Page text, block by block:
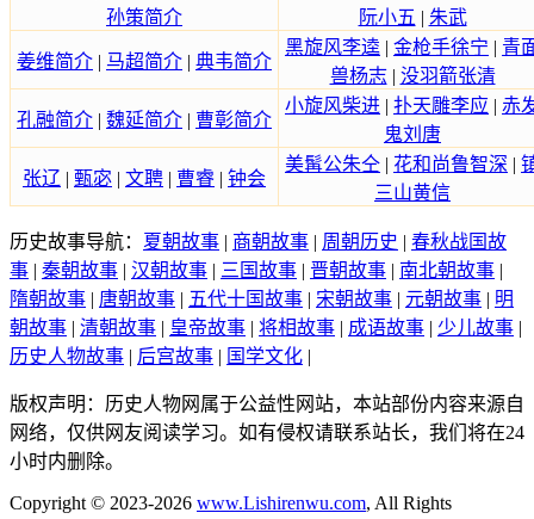
孙策简介
阮小五 | 朱武
姜维简介 | 马超简介 | 典韦简介
黑旋风李逵 | 金枪手徐宁 | 青
兽杨志| 没羽箭张清
孔融简介 | 魏延简介 | 曹彰简介
小旋风柴进 | 扑天雕李应 | 赤
鬼刘唐
张辽 | 甄宓 | 文聘 | 曹睿 | 钟会
美髯公朱仝 | 花和尚鲁智深 |
三山黄信
历史故事导航： 夏朝故事 | 商朝故事 | 周朝历史 | 春秋战国故
事 | 秦朝故事 | 汉朝故事 | 三国故事 | 晋朝故事 | 南北朝故事 |
隋朝故事 | 唐朝故事 | 五代十国故事 | 宋朝故事 | 元朝故事 | 明
朝故事 | 清朝故事 | 皇帝故事 | 将相故事 | 成语故事 | 少儿故事 |
历史人物故事 | 后宫故事 | 国学文化 |
版权声明：历史人物网属于公益性网站，本站部份内容来源自
网络，仅供网友阅读学习。如有侵权请联系站长，我们将在24
小时内删除。
Copyright © 2023-2026 www.Lishirenwu.com, All Rights